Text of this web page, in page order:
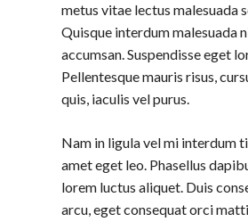
metus vitae lectus malesuada
Quisque interdum malesuada
accumsan. Suspendisse eget
Pellentesque mauris risus,
quis, iaculis vel purus.
Nam in ligula vel mi interdum
amet eget leo. Phasellus
lorem luctus aliquet. Duis
arcu, eget consequat orci